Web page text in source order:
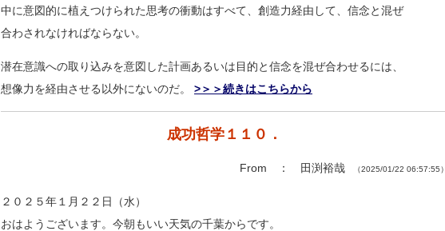
中に意図的に植えつけられた思考の衝動はすべて、創造力経由して 、信念と混ぜ
合わされなければならない。
潜在意識への取り込みを意図した計画あるいは目的と信念を混ぜ合わせるには、
想像力を経由させる以外にないのだ。 >＞＞続きはこちらから
成功哲学１１０．
From ： 田渕裕哉 （2025/01/22 06:57:55）
２０２５年１月２２日（水）
おはようございます。今朝もいい天気の千葉からです。